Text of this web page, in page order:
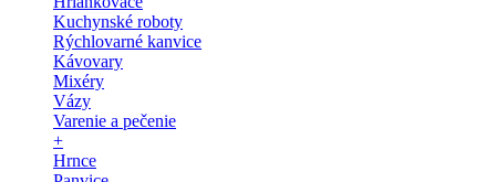
Kuchynské roboty
Rýchlovarné kanvice
Kávovary
Mixéry
Vázy
Varenie a pečenie
+
Hrnce